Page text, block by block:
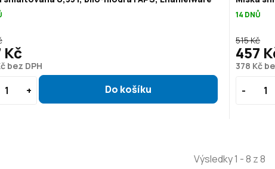
bez DPH
Kč
14 DNŮ
378 Kč
515 Kč
457
Výsledky 1 - 8 z 8